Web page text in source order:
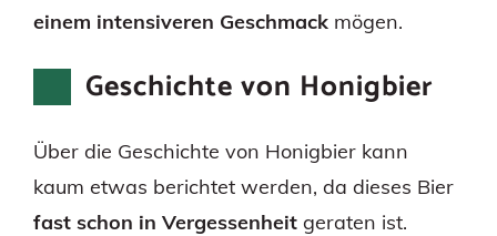
einem intensiveren Geschmack mögen.
Geschichte von Honigbier
Über die Geschichte von Honigbier kann
kaum etwas berichtet werden, da dieses Bier
fast schon in Vergessenheit geraten ist.